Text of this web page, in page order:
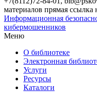
материалов прямая ссылка
Информационная
кибермошенников
Меню
О библиотеке
Электронная
Услуги
Ресурсы
Каталоги